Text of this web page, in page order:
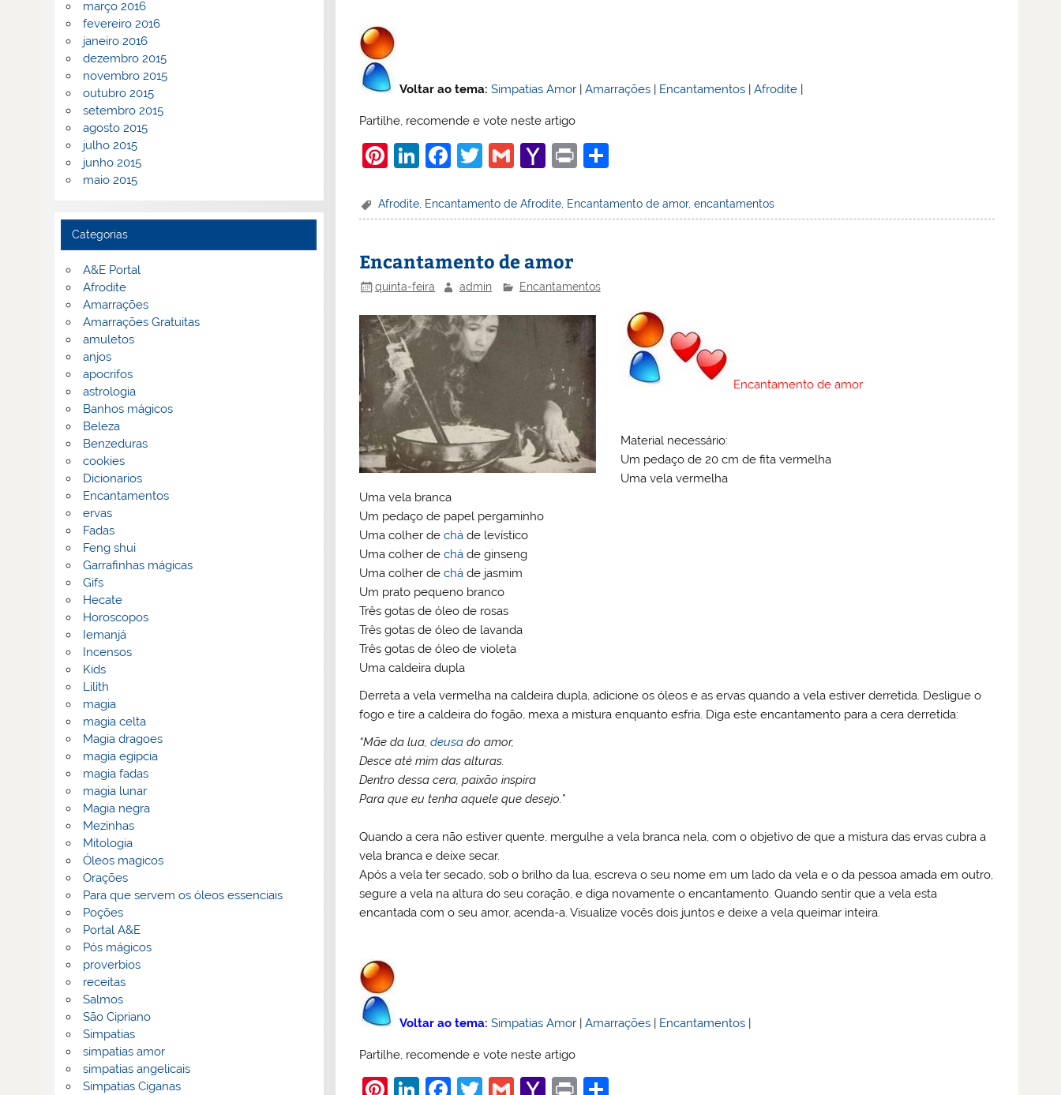
Voltar ao tema: Simpatias Amor |Amarrações | Encantamentos |Afrodite |
Partilhe, recomende e vote neste artigo
Pi
er
st
Li
k
dI
n
F
c
b
o
k
T
itt
G
ai
Y
h
o
M
Pr
t
ar
Afrodite Encantamento de Afrodite Encantamento de amor,encantamentos
Encantamento de amor
quinta-feira admin Encantamentos
Encantamento de amor
Material necessário:
Um pedaço de 20 cm de fita vermelha
Uma vela vermelha
Uma vela branca
Um pedaço de papel pergaminho
Uma colher dechá de levístico
Uma colher dechá de ginseng
Uma colher dechá de jasmim
Um prato pequeno branco
Três gotas de óleo de rosas
Três gotas de óleo de lavanda
Três gotas de óleo de violeta
Uma caldeira dupla
Derreta a vela vermelha na caldeira dupla, adicione os óleos e as ervas quando a vela estiver derretida. Desligue o
fogo e tire a caldeira do fogão, mexa a mistura enquanto esfria. Diga este encantamento para a cera derretida:
“Mãe da lua,deusa do amor,
Desce até mim das alturas.
Dentro dessa cera, paixão inspira
Para que eu tenha aquele que desejo.”
Quando a cera não estiver quente, mergulhe a vela branca nela, com o objetivo de que a mistura das ervas cubra a
vela branca e deixe secar.
Após a vela ter secado, sob o brilho da lua, escreva o seu nome em um lado da vela e o da pessoa amada em outro,
segure a vela na altura do seu coração, e diga novamente o encantamento. Quando sentir que a vela esta
encantada com o seu amor, acenda-a. Visualize vocês dois juntos e deixe a vela queimar inteira.
Voltar ao tema: Simpatias Amor |Amarrações | Encantamentos |
Partilhe, recomende e vote neste artigo
março 2016
fevereiro 2016
janeiro 2016
dezembro 2015
novembro 2015
outubro 2015
setembro 2015
agosto 2015
julho 2015
junho 2015
maio 2015
Categorias
A&E Portal
Afrodite
Amarrações
Amarrações Gratuitas
amuletos
anjos
apocrifos
astrologia
Banhos mágicos
Beleza
Benzeduras
cookies
Dicionarios
Encantamentos
ervas
Fadas
Feng shui
Garrafinhas mágicas
Gifs
Hecate
Horoscopos
Iemanjá
Incensos
Kids
Lilith
magia
magia celta
Magia dragoes
magia egipcia
magia fadas
magia lunar
Magia negra
Mezinhas
Mitologia
Óleos magicos
Orações
Para que servem os óleos essenciais
Poções
Portal A&E
Pós mágicos
proverbios
receitas
Salmos
São Cipriano
Simpatias
simpatias amor
simpatias angelicais
Simpatias Ciganas